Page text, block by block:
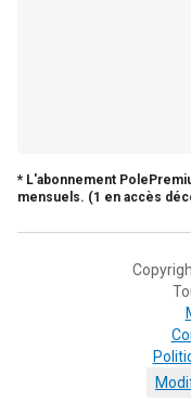
* L'abonnement
mensuels. (1 en accès